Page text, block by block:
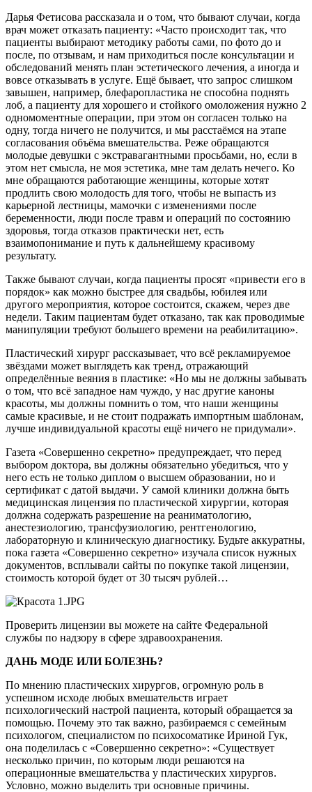
Дарья Фетисова рассказала и о том, что бывают случаи, когда
врач может отказать пациенту: «Часто происходит так, что
пациенты выбирают методику работы сами, по фото до и
после, по отзывам, и нам приходиться после консультации и
обследований менять план эстетического лечения, а иногда и
вовсе отказывать в услуге. Ещё бывает, что запрос слишком
завышен, например, блефаропластика не способна поднять
лоб, а пациенту для хорошего и стойкого омоложения нужно 2
одномоментные операции, при этом он согласен только на
одну, тогда ничего не получится, и мы расстаёмся на этапе
согласования объёма вмешательства. Реже обращаются
молодые девушки с экстравагантными просьбами, но, если в
этом нет смысла, не моя эстетика, мне там делать нечего. Ко
мне обращаются работающие женщины, которые хотят
продлить свою молодость для того, чтобы не выпасть из
карьерной лестницы, мамочки с изменениями после
беременности, люди после травм и операций по состоянию
здоровья, тогда отказов практически нет, есть
взаимопонимание и путь к дальнейшему красивому
результату.
Также бывают случаи, когда пациенты просят «привести его в
порядок» как можно быстрее для свадьбы, юбилея или
другого мероприятия, которое состоится, скажем, через две
недели. Таким пациентам будет отказано, так как проводимые
манипуляции требуют большего времени на реабилитацию».
Пластический хирург рассказывает, что всё рекламируемое
звёздами может выглядеть как тренд, отражающий
определённые веяния в пластике: «Но мы не должны забывать
о том, что всё западное нам чуждо, у нас другие каноны
красоты, мы должны помнить о том, что наши женщины
самые красивые, и не стоит подражать импортным шаблонам,
лучше индивидуальной красоты ещё ничего не придумали».
Газета «Совершенно секретно» предупреждает, что перед
выбором доктора, вы должны обязательно убедиться, что у
него есть не только диплом о высшем образовании, но и
сертификат с датой выдачи. У самой клиники должна быть
медицинская лицензия по пластической хирургии, которая
должна содержать разрешение на реаниматологию,
анестезиологию, трансфузиологию, рентгенологию,
лабораторную и клиническую диагностику. Будьте аккуратны,
пока газета «Совершенно секретно» изучала список нужных
документов, всплывали сайты по покупке такой лицензии,
стоимость которой будет от 30 тысяч рублей…
Проверить лицензии вы можете на сайте Федеральной
службы по надзору в сфере здравоохранения.
ДАНЬ МОДЕ ИЛИ БОЛЕЗНЬ?
По мнению пластических хирургов, огромную роль в
успешном исходе любых вмешательств играет
психологический настрой пациента, который обращается за
помощью. Почему это так важно, разбираемся с семейным
психологом, специалистом по психосоматике Ириной Гук,
она поделилась с «Совершенно секретно»: «Существует
несколько причин, по которым люди решаются на
операционные вмешательства у пластических хирургов.
Условно, можно выделить три основные причины.